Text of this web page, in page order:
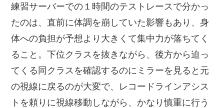
練習サーバーでの１時間のテストレースで分かっ
たのは、直前に体調を崩していた影響もあり、身
体への負担が予想より大きくて集中力が落ちてく
ること。下位クラスを抜きながら、後方から迫っ
てくる同クラスを確認するのにミラーを見ると元
の視線に戻るのが大変で、レコードラインアシス
トを頼りに視線移動しながら、かなり慎重に行う